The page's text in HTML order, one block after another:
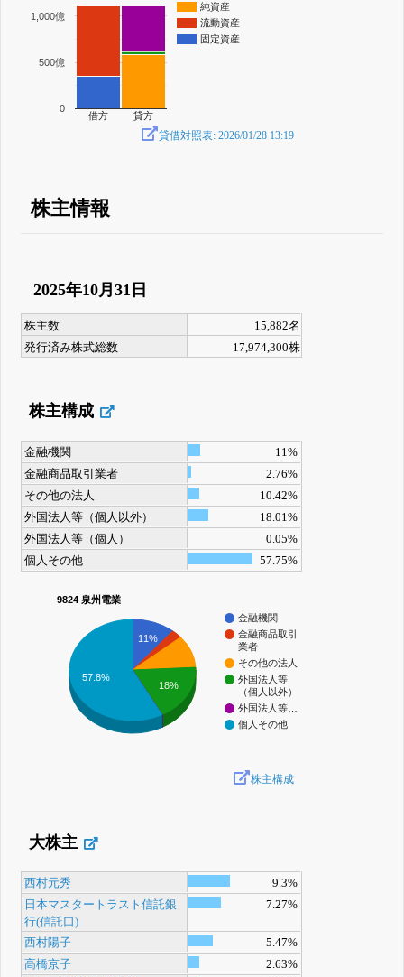
純資産
流動資産
固定資産
借方 貸方
0
500億
1,000億
貸借対照表: 2026/01/28 13:19
株主情報
2025年10月31日
株主数
15,882名
発行済み株式総数
17,974,300株
株主構成
金融機関
11%
金融商品取引業者
2.76%
その他の法人
10.42%
外国法人等（個人以外）
18.01%
外国法人等（個人）
0.05%
個人その他
57.75%
9824 泉州電業
金融機関
金融商品取引
業者
その他の法人
外国法人等
（個人以外）
外国法人等…
個人その他
11%
18%
57.8%
株主構成
大株主
西村元秀
9.3%
日本マスタートラスト信託銀
行(信託口)
7.27%
西村陽子
5.47%
高橋京子
2.63%